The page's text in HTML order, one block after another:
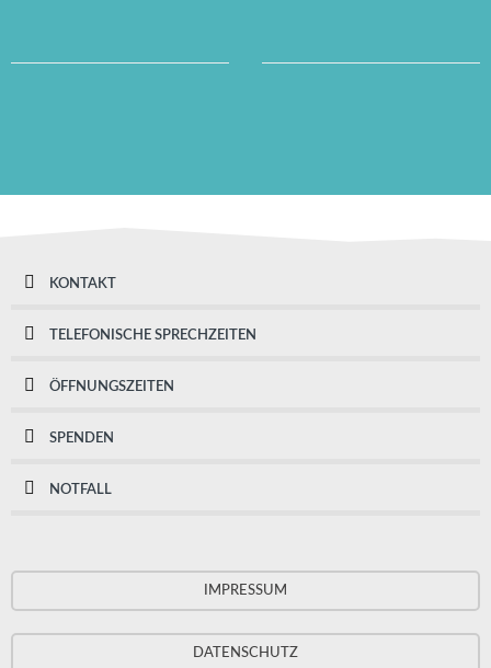
KONTAKT
TELEFONISCHE SPRECHZEITEN
ÖFFNUNGSZEITEN
SPENDEN
NOTFALL
IMPRESSUM
DATENSCHUTZ